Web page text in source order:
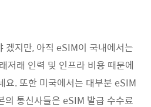
겠지만, 아직 eSIM이 국내에서는
저래 인력 및 인프라 비용 때문에
요. 또한 미국에서는 대부분 eSIM
의 통신사들은 eSIM 발급 수수료